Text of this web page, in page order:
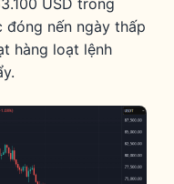
USD trong
đóng nến ngày thấp
hàng loạt lệnh